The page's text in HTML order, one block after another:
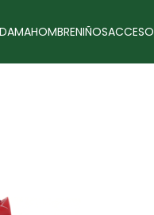
DAMAHOMBRENIÑOS